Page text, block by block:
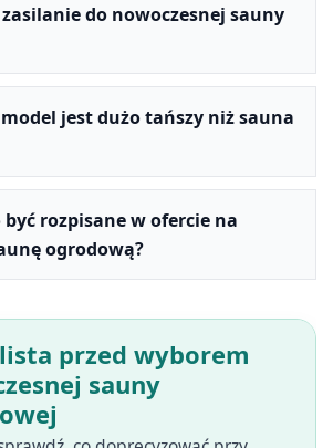
do nowoczesnej sauny
jest dużo tańszy niż sauna
rozpisane w ofercie na
ogrodową?
przed wyborem
sauny